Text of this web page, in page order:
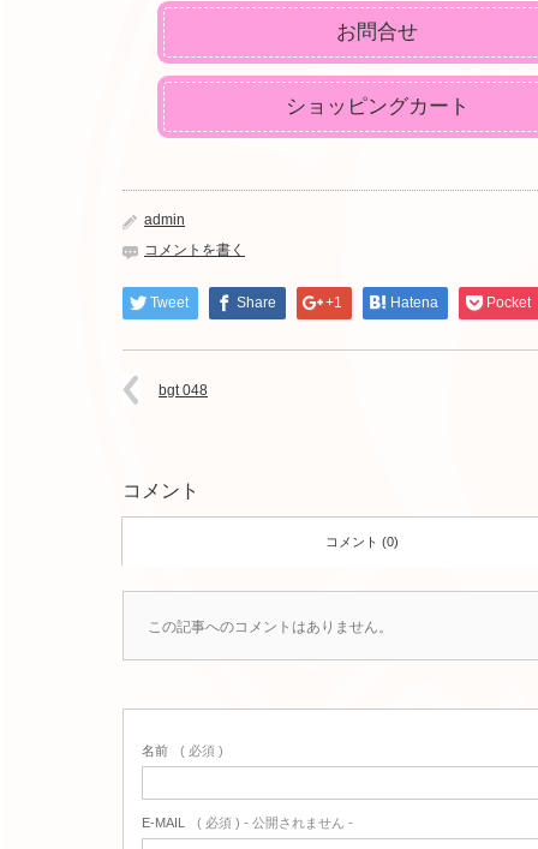
お問合せ
ショッピングカート
admin
コメントを書く
Tweet Share +1 Hatena Pocket
bgt 048
コメント
コメント (0)
この記事へのコメントはありません。
名前 ( 必須 )
E-MAIL ( 必須 ) - 公開されません -